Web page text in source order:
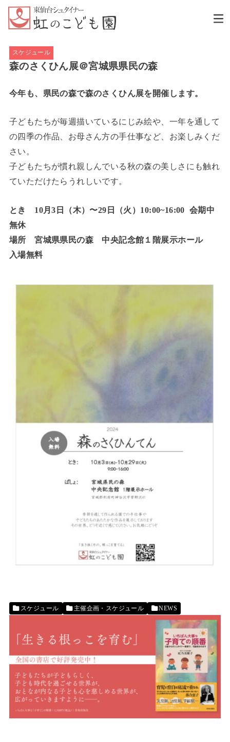
スケジュール
森のさくひん展＠宮城県県民の森
今年も、県民の森で森のさくひん展を開催します。
子どもたちが毎週描いているにじみ絵や、一年を通して
の四季の作品、お母さん方の手仕事など、お楽しみくだ
さい。
子どもたちが慣れ親しんでいる秋の森の美しさにも触れ
ていただけたらうれしいです。
とき 10月3日（木）〜29日（火）10:00~16:00 会期中
無休
場所 宮城県県民の森 中央記念館１階展示ホール
入場無料
スケジュール 主催企画・スケジュール NEWS